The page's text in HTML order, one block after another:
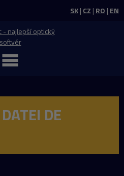
SK| CZ | RO | EN
DE